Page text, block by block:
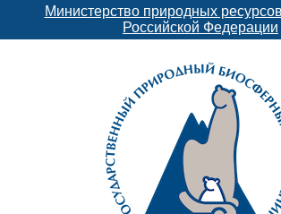
Министерство природных
Российской Федерации